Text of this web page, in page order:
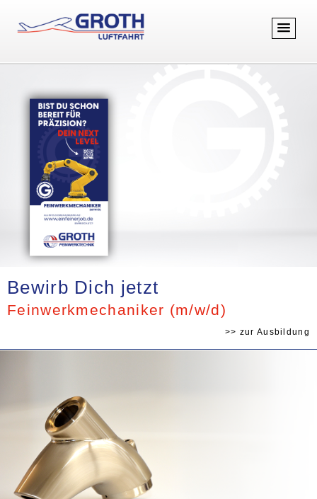
Bewirb Dich jetzt
Feinwerkmechaniker (m/w/d)
>> zur Ausbildung